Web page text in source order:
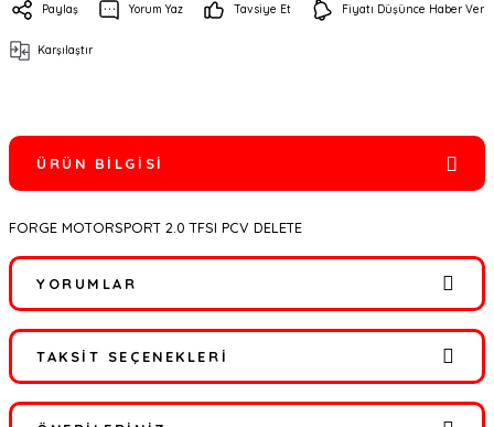
Paylaş Yorum Yaz Tavsiye Et Fiyatı Düşünce Haber Ver
Karşılaştır
ÜRÜN BILGISI
FORGE MOTORSPORT 2.0 TFSI PCV DELETE
YORUMLAR
Bu ürüne ilk yorumu siz yapın!
TAKSIT SEÇENEKLERI